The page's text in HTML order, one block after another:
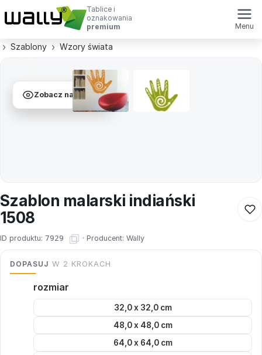
Tablice i
oznakowania
premium
Menu
Szablony Wzory świata
Zobacz na ścianie
Szablon malarski indiański
1508
ID produktu: 7929 · Producent: Wally
DOPASUJ W 2 KROKACH
rozmiar
32,0 x 32,0 cm
48,0 x 48,0 cm
64,0 x 64,0 cm